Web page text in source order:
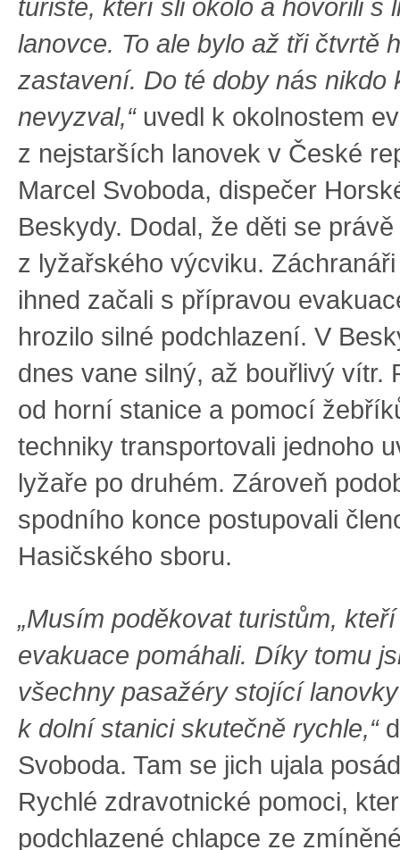
turisté, kteří šli okolo a hovořili s
lanovce. To ale bylo až tři čtvrtě
zastavení. Do té doby nás nikdo
nevyzval,“uvedl k okolnostem
z nejstarších lanovek v České
Marcel Svoboda, dispečer
Beskydy. Dodal, že děti se
z lyžařského výcviku.
ihned začali s přípravou
hrozilo silné podchlazení. V
dnes vane silný, až bouřlivý vítr.
od horní stanice a pomocí
techniky transportovali jednoho
lyžaře po druhém. Zároveň
spodního konce postupovali
Hasičského sboru.
„Musím poděkovat turistům,
evakuace pomáhali. Díky tomu
všechny pasažéry stojící
k dolní stanici skutečně rychle,“
Svoboda. Tam se jich ujala
Rychlé zdravotnické pomoci,
podchlazené chlapce ze